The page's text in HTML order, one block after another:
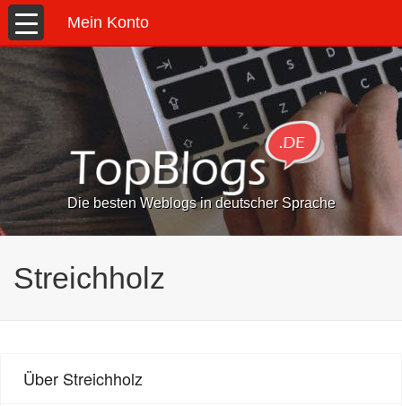
Mein Konto
Die besten Weblogs in deutscher Sprache
Streichholz
Über Streichholz